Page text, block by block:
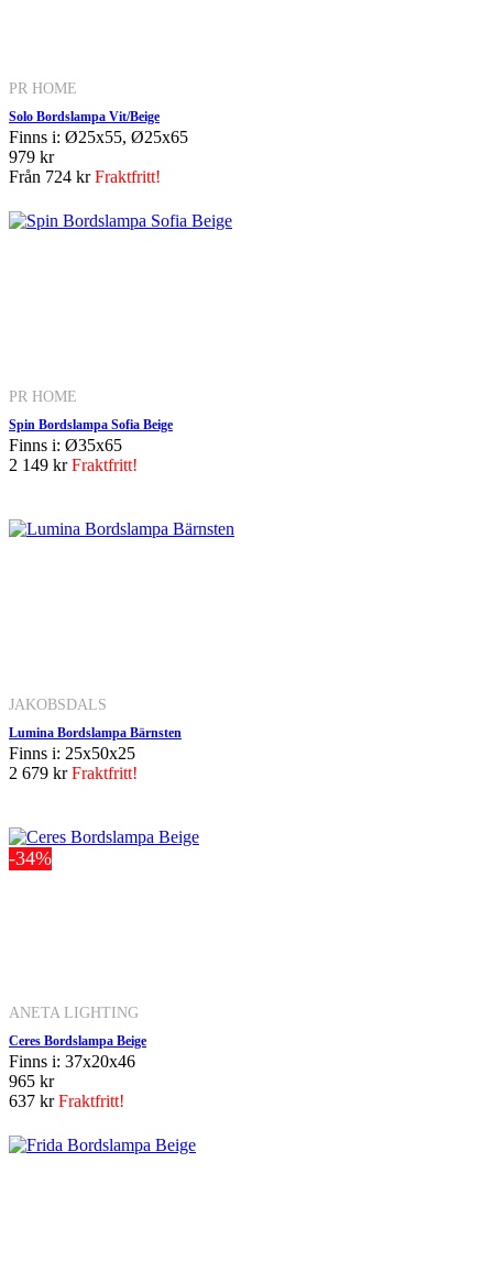
PR HOME
Solo Bordslampa Vit/Beige
Finns i: Ø25x55, Ø25x65
979 kr
Från 724 krFraktfritt!
PR HOME
Spin Bordslampa Sofia Beige
Finns i: Ø35x65
2 149 krFraktfritt!
JAKOBSDALS
Lumina Bordslampa Bärnsten
Finns i: 25x50x25
2 679 krFraktfritt!
-34%
ANETA LIGHTING
Ceres Bordslampa Beige
Finns i: 37x20x46
965 kr
637 krFraktfritt!